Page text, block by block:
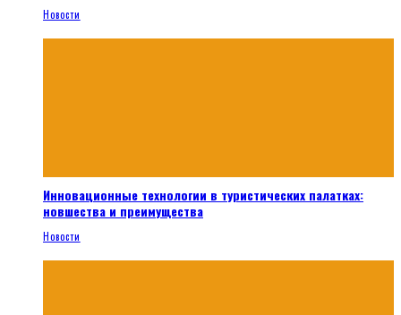
Новости
Инновационные технологии в туристических палатках:
новшества и преимущества
Новости